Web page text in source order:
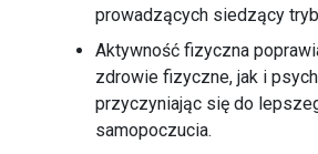
prowadzących siedzący
Aktywność fizyczna
zdrowie fizyczne, jak i
przyczyniając się do
samopoczucia.